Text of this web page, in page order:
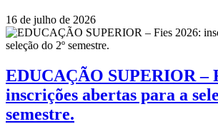
16 de julho de 2026
EDUCAÇÃO SUPERIOR –
inscrições abertas para a
semestre.